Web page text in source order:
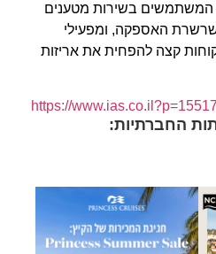
50% מלקוחות המשתמשים בשירות מטענים
האספקה, ומפעילי
קצה להפחית את אריזות
https://
החברתיות: